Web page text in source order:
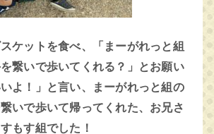
ケットを食べ、「まーがれっと組
繋いで歩いてくれる？」とお願い
よ！」と言い、まーがれっと組の
いで歩いて帰ってくれた、お兄さ
もす組でした！